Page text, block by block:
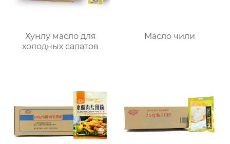
Хунлу масло для
холодных салатов
Масло чили